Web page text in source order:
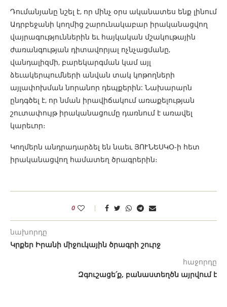
Դումանյանը նշել է, որ մինչ օրս ականատես ենք լինում
Ադրբեջանի կողմից շարունակաբար իրականացվող
վայրագություններին եւ հայկական մշակութային
ժառանգության դիտավորյալ ոչնչացմանը,
վանդալիզմի, բարեկարգման կամ այլ
ձեւակերպումների անվան տակ կոթողների
այլափոխման նորանոր դեպքերին: Նախարարն
ընդգծել է, որ նման իրավիճակում առաքելության
շուտափույթ իրականացումը դառնում է առավել
կարեւոր։
Կողմերն անդրադարձել են նաեւ ՅՈՒՆԵՍԿՕ-ի հետ
իրականացվող համատեղ ծրագրերին։
0
նախորդը
Կրքեր Իրանի միջուկային ծրագրի շուրջ
հաջորդը
Զգուշացե՛ք, բանաստեղծն այրվում է